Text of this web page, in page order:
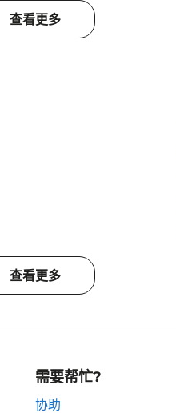
查看更多
查看更多
需要帮忙?
协助